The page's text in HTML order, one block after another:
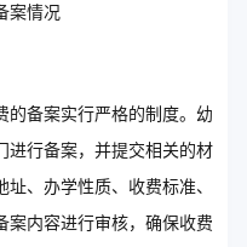
案情况
的备案实行严格的制度。幼
进行备案，并提交相关的材
、办学性质、收费标准、
案内容进行审核，确保收费